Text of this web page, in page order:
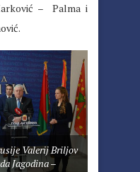
– Palma i
Valerij Briljov
Jagodina –